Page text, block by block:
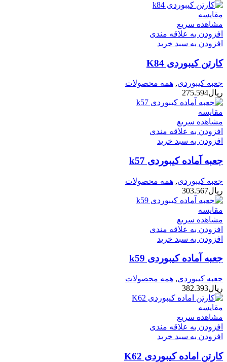
مقایسه
مشاهده سریع
افزودن به علاقه مندی
افزودن به سبد خرید
کارتن کیبوردی K84
جعبه کیبوردی, همه محصولات
ریال275.594
مقایسه
مشاهده سریع
افزودن به علاقه مندی
افزودن به سبد خرید
جعبه آماده کیبوردی k57
جعبه کیبوردی, همه محصولات
ریال303.567
مقایسه
مشاهده سریع
افزودن به علاقه مندی
افزودن به سبد خرید
جعبه آماده کیبوردی k59
جعبه کیبوردی, همه محصولات
ریال382.393
مقایسه
مشاهده سریع
افزودن به علاقه مندی
افزودن به سبد خرید
کارتن اماده کیبوردی K62